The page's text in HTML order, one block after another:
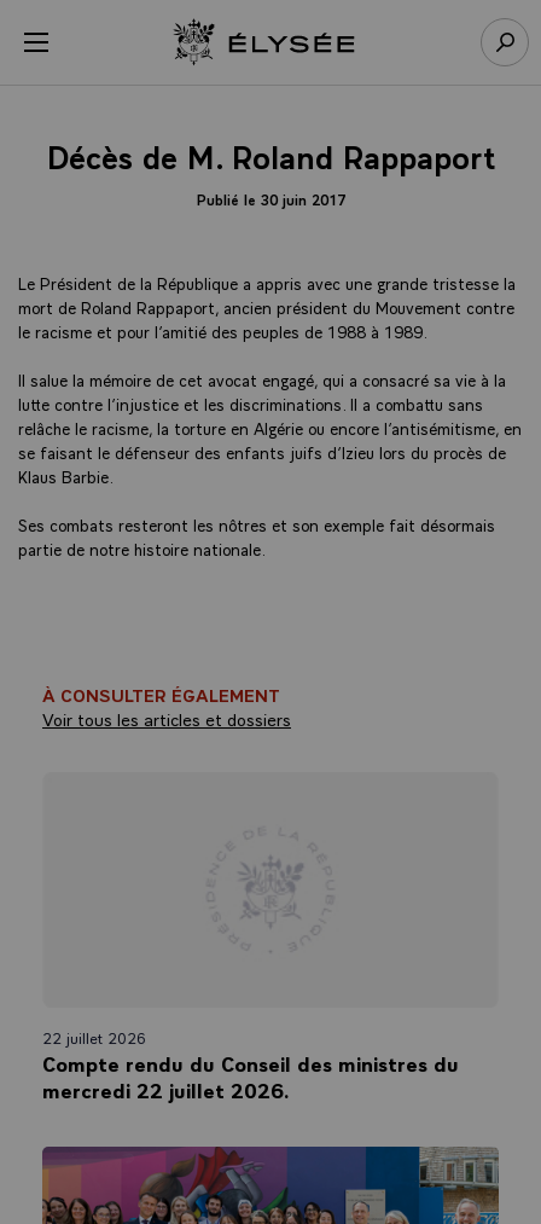
menu Retour à l’accueil Élysée
Décès de M. Roland Rappaport
Publié le 30 juin 2017
Le Président de la République a appris avec une grande tristesse la
mort de Roland Rappaport, ancien président du Mouvement contre
le racisme et pour l’amitié des peuples de 1988 à 1989.
Il salue la mémoire de cet avocat engagé, qui a consacré sa vie à la
lutte contre l’injustice et les discriminations. Il a combattu sans
relâche le racisme, la torture en Algérie ou encore l’antisémitisme, en
se faisant le défenseur des enfants juifs d’Izieu lors du procès de
Klaus Barbie.
Ses combats resteront les nôtres et son exemple fait désormais
partie de notre histoire nationale.
À CONSULTER ÉGALEMENT
Voir tous les articles et dossiers
22 juillet 2026
Compte rendu du Conseil des ministres du
mercredi 22 juillet 2026.
Panneau de gestion des cookies